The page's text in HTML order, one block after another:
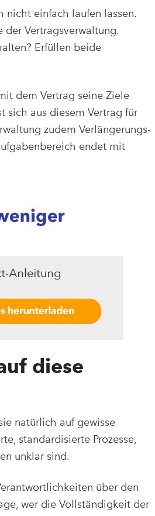
nicht einfach laufen lassen.
der Vertragsverwaltung.
Erfüllen beide
dem Vertrag seine Ziele
sich aus diesem Vertrag für
zudem Verlängerungs-
endet mit
diese
natürlich auf gewisse
standardisierte Prozesse,
unklar sind.
über den
wer die Vollständigkeit der